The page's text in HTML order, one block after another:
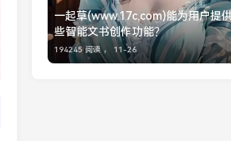
一起草(www,17c,com)能为用户提
些智能文书创作功能？
194245 阅读 ， 11-26